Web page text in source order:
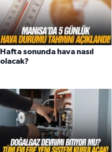
Hafta sonunda hava nasıl
olacak?